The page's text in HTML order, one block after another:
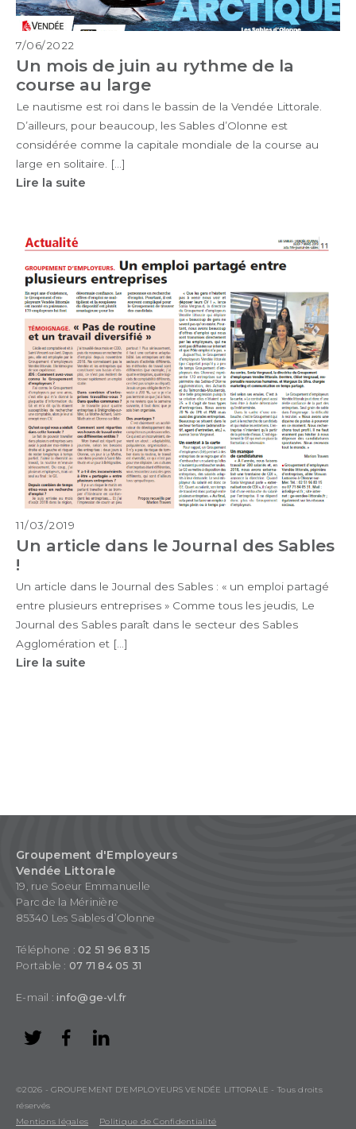
7/06/2022
Un mois de juin au rythme de la
course au large
Le nautisme est roi dans le bassin de la Vendée Littorale.
D’ailleurs, pour beaucoup, les Sables d’Olonne est
considérée comme la capitale mondiale de la course au
large en solitaire. […]
Lire la suite
11/03/2019
Un article dans le Journal des Sables
!
Un article dans le Journal des Sables : « un emploi partagé
entre plusieurs entreprises » Comme tous les jeudis, Le
Journal des Sables paraît dans le secteur des Sables
Agglomération et […]
Lire la suite
Groupement d'Employeurs
Vendée Littorale
19, rue Soeur Emmanuelle
Parc de la Mérinière
85340 Les Sables d’Olonne
Téléphone : 02 51 96 83 15
Portable : 07 71 84 05 31
E-mail : info@ge-vl.fr
©2026 - GROUPEMENT D’EMPLOYEURS VENDÉE LITTORALE - Tous droits
réservés
Mentions légales
Politique de Confidentialité